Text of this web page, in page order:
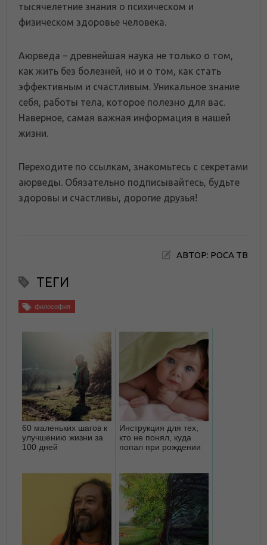
тысячелетние знания о психическом и
физическом здоровье человека.
Аюрведа – древнейшая наука не только о том,
как жить без болезней, но и о том, как стать
эффективным и счастливым. Уникальное знание
себя, работы тела, которое полезно для вас.
Наверное, самая важная информация в нашей
жизни.
Переходите по ссылкам, знакомьтесь с секретами
аюрведы. Обязательно подписывайтесь, будьте
здоровы и счастливы, дорогие друзья!
АВТОР: РОСА ТВ
ТЕГИ
философия
60 маленьких шагов к
улучшению жизни за
100 дней
Инструкция для тех,
кто не понял, куда
попал при рождении